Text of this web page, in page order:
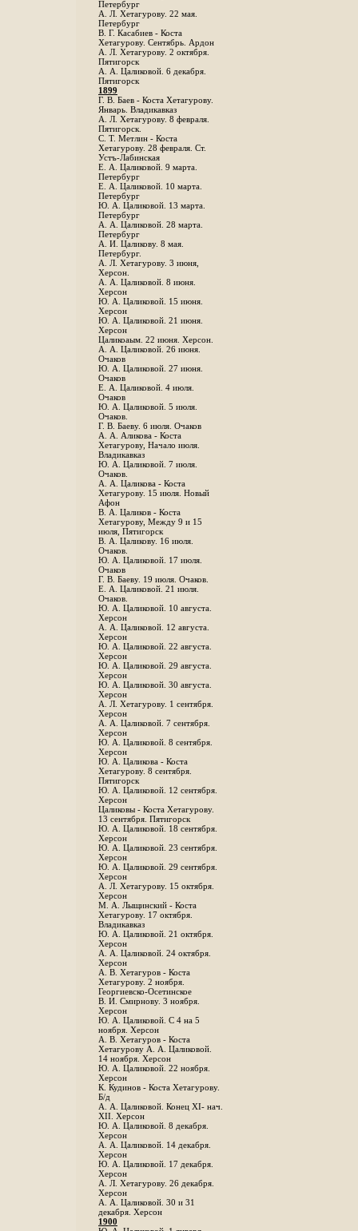
Петербург
A. Л. Хетагурову. 22 мая.
Петербург
B. Г. Касабиев - Коста
Хетагурову. Сентябрь. Ардон
А. Л. Хетагурову. 2 октября.
Пятигорск
А. А. Цаликовой. 6 декабря.
Пятигорск
1899
Г. В. Баев - Коста Хетагурову.
Январь. Владикавказ
А. Л. Хетагурову. 8 февраля.
Пятигорск.
С. Т. Метлин - Коста
Хетагурову. 28 февраля. Ст.
Устъ-Лабинская
Е. А. Цаликовой. 9 марта.
Петербург
Е. А. Цаликовой. 10 марта.
Петербург
Ю. А. Цаликовой. 13 марта.
Петербург
А. А. Цаликовой. 28 марта.
Петербург
А. И. Цаликову. 8 мая.
Петербург.
А. Л. Хетагурову. 3 июня,
Херсон.
А. А. Цаликовой. 8 июня.
Херсон
Ю. А. Цаликовой. 15 июня.
Херсон
Ю. А. Цаликовой. 21 июня.
Херсон
Цаликоаым. 22 июня. Херсон.
А. А. Цаликовой. 26 июня.
Очаков
Ю. А. Цаликовой. 27 июня.
Очаков
Е. А. Цаликовой. 4 июля.
Очаков
Ю. А. Цаликовой. 5 июля.
Очаков.
Г. В. Баеву. 6 июля. Очаков
А. А. Аликова - Коста
Хетагурову, Начало июля.
Владикавказ
Ю. А. Цаликовой. 7 июля.
Очаков.
А. А. Цаликова - Коста
Хетагурову. 15 июля. Новый
Афон
В. А. Цаликов - Коста
Хетагурову, Между 9 и 15
июля, Пятигорск
В. А. Цаликову. 16 июля.
Очаков.
Ю. А. Цаликовой. 17 июля.
Очаков
Г. В. Баеву. 19 июля. Очаков.
Е. А. Цаликовой. 21 июля.
Очаков.
Ю. А. Цаликовой. 10 августа.
Херсон
А. А. Цаликовой. 12 августа.
Херсон
Ю. А. Цаликовой. 22 августа.
Херсон
Ю. А. Цаликовой. 29 августа.
Херсон
Ю. А. Цаликовой. 30 августа.
Херсон
А. Л. Хетагурову. 1 сентября.
Херсон
А. А. Цаликовой. 7 сентября.
Херсон
Ю. А. Цаликовой. 8 сентября.
Херсон
Ю. А. Цаликова - Коста
Хетагурову. 8 сентября.
Пятигорск
Ю. А. Цаликовой. 12 сентября.
Херсон
Цаликовы - Коста Хетагурову.
13 сентября. Пятигорск
Ю. А. Цаликовой. 18 сентября.
Херсон
Ю. А. Цаликовой. 23 сентября.
Херсон
Ю. А. Цаликовой. 29 сентября.
Херсон
А. Л. Хетагурову. 15 октября.
Херсон
М. А. Лыщинский - Коста
Хетагурову. 17 октября.
Владикавказ
Ю. А. Цаликовой. 21 октября.
Херсон
А. А. Цаликовой. 24 октября.
Херсон
A. В. Хетагуров - Коста
Хетагурову. 2 ноября.
Георгиевско-Осетинское
B. И. Смирнову. 3 ноября.
Херсон
Ю. А. Цаликовой. С 4 на 5
ноября. Херсон
А. В. Хетагуров - Коста
Хетагурову А. А. Цаликовой.
14 ноября. Херсон
Ю. А. Цаликовой. 22 ноября.
Херсон
К. Кудинов - Коста Хетагурову.
Б/д
А. А. Цаликовой. Конец XI- нач.
XII. Херсон
Ю. А. Цаликовой. 8 декабря.
Херсон
А. А. Цаликовой. 14 декабря.
Херсон
Ю. А. Цаликовой. 17 декабря.
Херсон
А. Л. Хетагурову. 26 декабря.
Херсон
А. А. Цаликовой. 30 и 31
декабря. Херсон
1900